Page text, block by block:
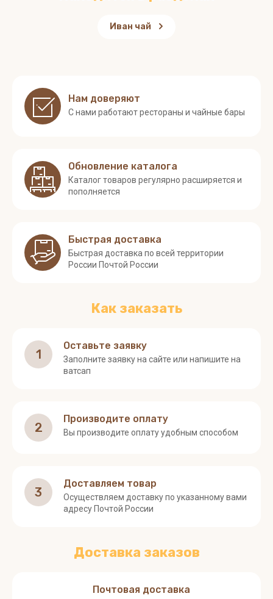
Иван чай
Нам доверяют
С нами работают рестораны и чайные бары
Обновление каталога
Каталог товаров регулярно расширяется и
пополняется
Быстрая доставка
Быстрая доставка по всей территории
России Почтой России
Как заказать
1
Оставьте заявку
Заполните заявку на сайте или напишите на
ватсап
2
Производите оплату
Вы производите оплату удобным способом
3
Доставляем товар
Осуществляем доставку по указанному вами
адресу Почтой России
Доставка заказов
Почтовая доставка